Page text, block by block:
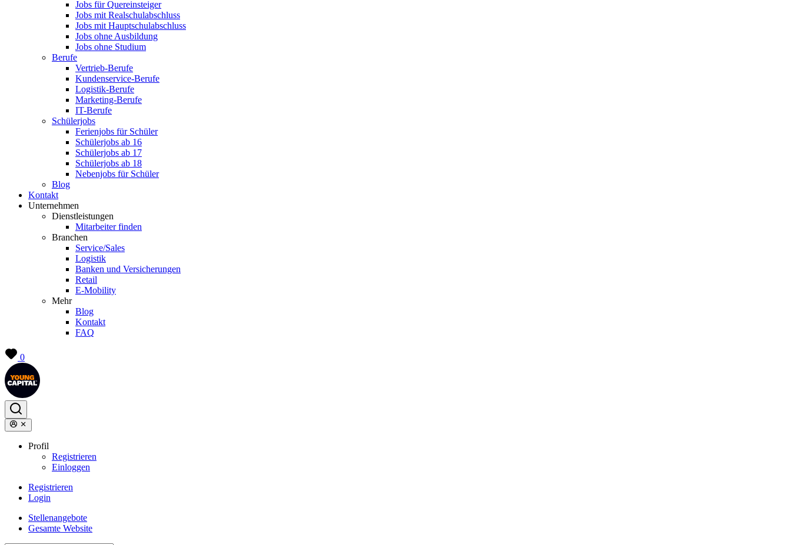
Jobs für Quereinsteiger
Jobs mit Realschulabschluss
Jobs mit Hauptschulabschluss
Jobs ohne Ausbildung
Jobs ohne Studium
Berufe
Vertrieb-Berufe
Kundenservice-Berufe
Logistik-Berufe
Marketing-Berufe
IT-Berufe
Schülerjobs
Ferienjobs für Schüler
Schülerjobs ab 16
Schülerjobs ab 17
Schülerjobs ab 18
Nebenjobs für Schüler
Blog
Kontakt
Unternehmen
Dienstleistungen
Mitarbeiter finden
Branchen
Service/Sales
Logistik
Banken und Versicherungen
Retail
E-Mobility
Mehr
Blog
Kontakt
FAQ
0
Profil
Registrieren
Einloggen
Registrieren
Login
Stellenangebote
Gesamte Website